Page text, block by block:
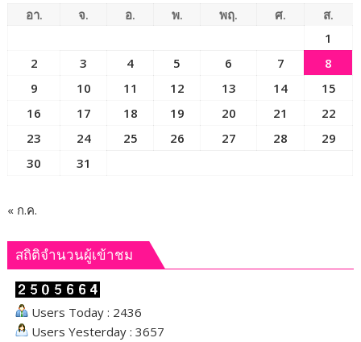
ทรัพย์
กว่า
อา. จ. อ. พ. พฤ. ศ.
ส.
1
2
3 4 5 6 7
8
9
10 11 12 13 14
15
16
17 18 19 20 21
22
23
24 25 26 27 28
29
30
31
« ก.ค.
สถิติจำนวนผู้เข้าชม
Users Today : 2436
Users Yesterday : 3657